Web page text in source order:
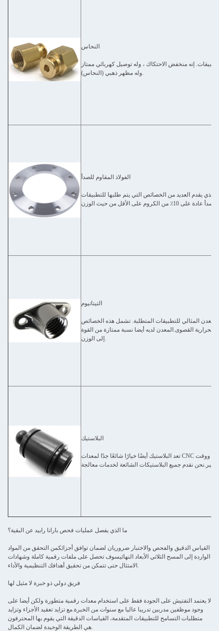
النحاس
إنه منخفض الاحتكاك ، وله توصيل كهربائي ممتاز
وله مظهر ذهبي (النحاس).
الفولاذ المقاوم للصدأ
الذي يقدم العديد من الخصائص التي يتم طلبها للتطبيقات
التيتانيوم
المعدن المثالي للتطبيقات المتطلبة. تشمل هذه الخصائص
الحرارية القصوى.المعدن لديه أيضا نسبة ممتازة من القوة
إلى الوزن.
البلاستيك
تعد البلاستيك أيضًا خيارًا شائعًا جدًا لمعدات CNC بسبب خياراتها الواسعة ، والسعر المنخفض نسبيًا ، ووقت
ما الذي يفصل عمليات فحص بارانا رابيد عن البقية؟
القياس الدقيق والفحص والاختبار ضروريان لضمان توافق أجزائكمن التحقق من المواد
الواردة إلى المسح الثلاثي الأبعاد النهائيسوف تحصل على ملفات رقمية كاملة وشهادات
الامتثال حتى تتمكن من تحقيق أهدافك التنظيمية والأداء.
فريق دولي ذو خبرة لا مثيل لها
لا يعتمد التفتيش على الجودة فقط على استخدام معدات رقمية متطورة ولكن أيضا على
وجود موظفين مدربين تدريبا عاليا مع سنوات من الخبرة.مع تزايد تعقيد الأجزاء وتزايد
متطلبات التسامح للتطبيقات المتقدمة، القياسات الدقيقة التي يقوم بها المحترفون
هي الطريقة الوحيدة لضمان الكمال.